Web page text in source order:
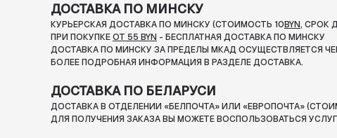
ДОСТАВКА ПО МИНСКУ
КУРЬЕРСКАЯ ДОСТАВКА ПО МИНСКУ (СТОИМОСТЬ 10BYN, СРОК
ПРИ ПОКУПКЕОТ 55 BYN - БЕСПЛАТНАЯ ДОСТАВКА ПО МИНСКУ
ДОСТАВКА ПО МИНСКУ ЗА ПРЕДЕЛЫ МКАД ОСУЩЕСТВЛЯЕТСЯ
БОЛЕЕ ПОДРОБНАЯ ИНФОРМАЦИЯ В РАЗДЕЛЕ ДОСТАВКА.
ДОСТАВКА ПО БЕЛАРУСИ
ДОСТАВКА В ОТДЕЛЕНИИ «БЕЛПОЧТА» ИЛИ «ЕВРОПОЧТА»
ДЛЯ ПОЛУЧЕНИЯ ЗАКАЗА ВЫ МОЖЕТЕ ВОСПОЛЬЗОВАТЬСЯ